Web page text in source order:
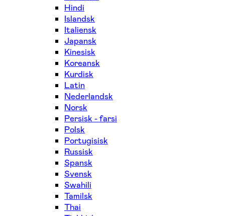
Hindi
Islandsk
Italiensk
Japansk
Kinesisk
Koreansk
Kurdisk
Latin
Nederlandsk
Norsk
Persisk - farsi
Polsk
Portugisisk
Russisk
Spansk
Svensk
Swahili
Tamilsk
Thai